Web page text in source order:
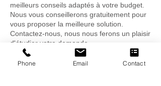
meilleurs conseils adaptés à votre budget.
Nous vous conseillerons gratuitement pour
vous proposer la meilleure solution.
Contactez-nous, nous nous ferons un plaisir
d'étudier votre demande.
Demande de devis
Phone Email Contact